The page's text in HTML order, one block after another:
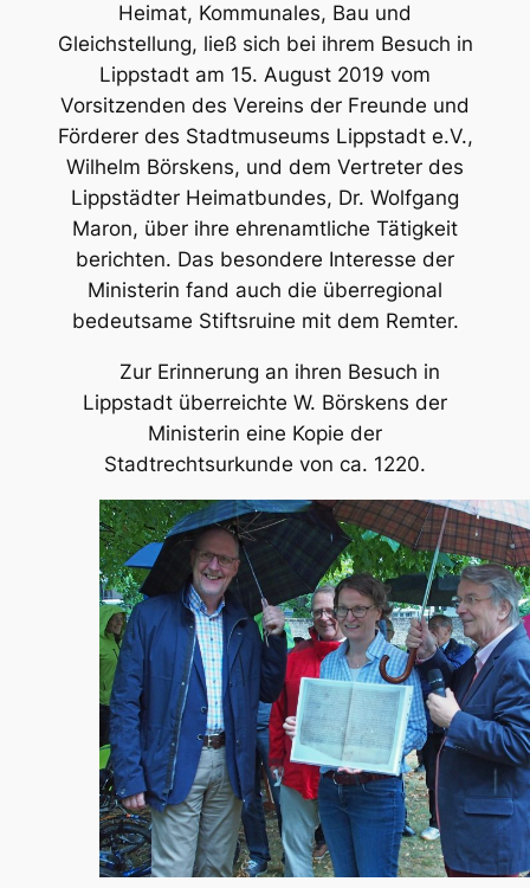
Heimat, Kommunales, Bau und
Gleichstellung, ließ sich bei ihrem Besuch in
Lippstadt am 15. August 2019 vom
Vorsitzenden des Vereins der Freunde und
Förderer des Stadtmuseums Lippstadt e.V.,
Wilhelm Börskens, und dem Vertreter des
Lippstädter Heimatbundes, Dr. Wolfgang
Maron, über ihre ehrenamtliche Tätigkeit
berichten. Das besondere Interesse der
Ministerin fand auch die überregional
bedeutsame Stiftsruine mit dem Remter.
Zur Erinnerung an ihren Besuch in
Lippstadt überreichte W. Börskens der
Ministerin eine Kopie der
Stadtrechtsurkunde von ca. 1220.